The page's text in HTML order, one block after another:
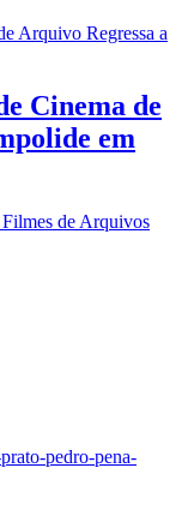
Cinema de
em
de Arquivos
pedro-pena-